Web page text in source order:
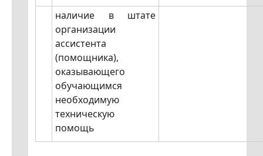
наличие в штате
организации
ассистента
(помощника),
оказывающего
обучающимся
необходимую
техническую
помощь